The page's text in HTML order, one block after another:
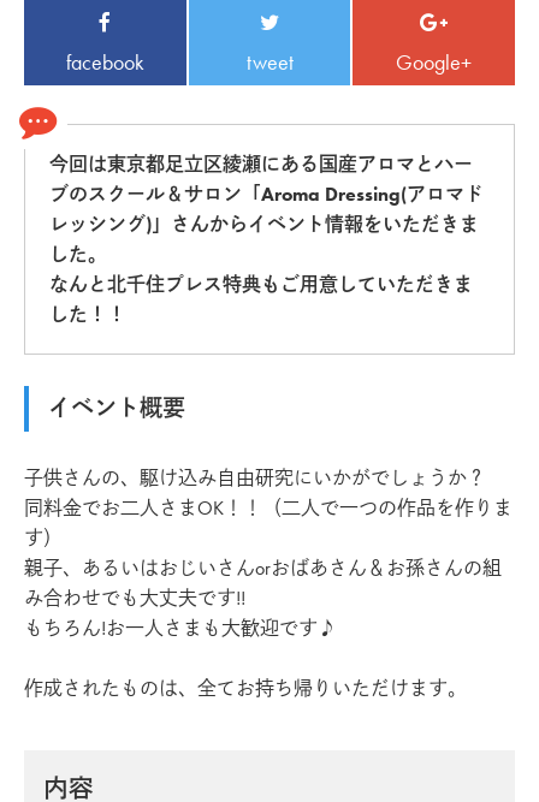
facebook tweet Google+
今回は東京都足立区綾瀬にある国産アロマとハー
ブのスクール＆サロン「Aroma Dressing(アロマド
レッシング)」さんからイベント情報をいただきま
した。
なんと北千住プレス特典もご用意していただきま
した！！
イベント概要
子供さんの、駆け込み自由研究にいかがでしょうか？
同料金でお二人さまOK！！（二人で一つの作品を作りま
す）
親子、あるいはおじいさんorおばあさん＆お孫さんの組
み合わせでも大丈夫です!!
もちろん!お一人さまも大歓迎です♪
作成されたものは、全てお持ち帰りいただけます。
内容